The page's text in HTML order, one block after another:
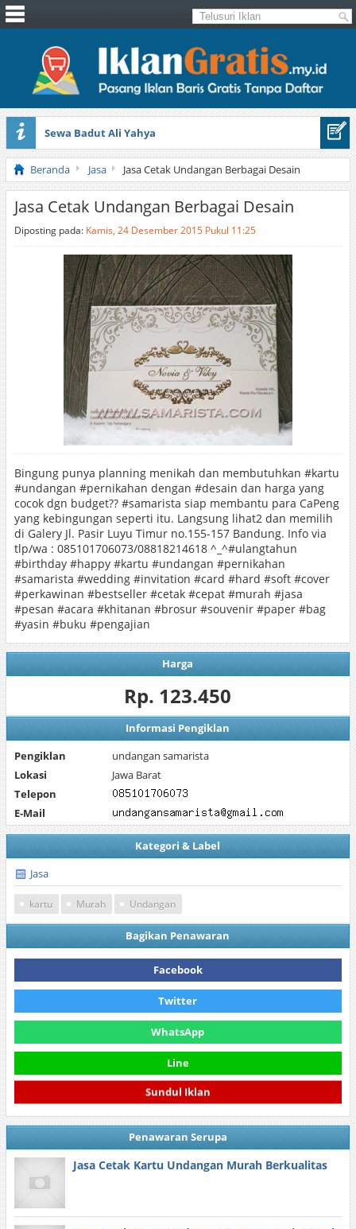
Sewa Badut Ali Yahya
Honda Brio 1.3 E AT CBU 2012 Putih
Beranda Jasa Jasa Cetak Undangan Berbagai Desain
Jasa Cetak Undangan Berbagai Desain
Diposting pada: Kamis, 24 Desember 2015 Pukul 11:25
Bingung punya planning menikah dan membutuhkan #kartu
#undangan #pernikahan dengan #desain dan harga yang
cocok dgn budget?? #samarista siap membantu para CaPeng
yang kebingungan seperti itu. Langsung lihat2 dan memilih
di Galery Jl. Pasir Luyu Timur no.155-157 Bandung. Info via
tlp/wa : 085101706073/08818214618 ^_^#ulangtahun
#birthday #happy #kartu #undangan #pernikahan
#samarista #wedding #invitation #card #hard #soft #cover
#perkawinan #bestseller #cetak #cepat #murah #jasa
#pesan #acara #khitanan #brosur #souvenir #paper #bag
#yasin #buku #pengajian
Harga
Rp. 123.450
Informasi Pengiklan
Pengiklan
undangan samarista
Lokasi
Jawa Barat
Telepon
E-Mail
Kategori & Label
Jasa
kartu Murah Undangan
Bagikan Penawaran
Facebook
Twitter
WhatsApp
Line
Sundul Iklan
Penawaran Serupa
Jasa Cetak Kartu Undangan Murah Berkualitas